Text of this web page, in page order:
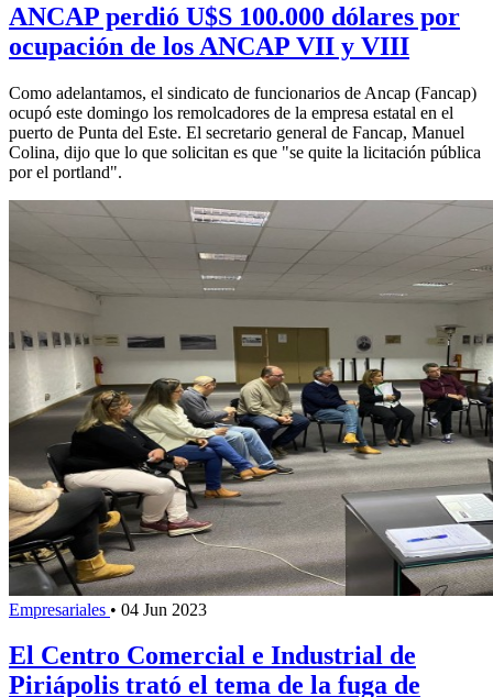
ANCAP perdió U$S 100.000 dólares por
ocupación de los ANCAP VII y VIII
Como adelantamos, el sindicato de funcionarios de Ancap (Fancap)
ocupó este domingo los remolcadores de la empresa estatal en el
puerto de Punta del Este. El secretario general de Fancap, Manuel
Colina, dijo que lo que solicitan es que "se quite la licitación pública
por el portland".
Empresariales • 04 Jun 2023
El Centro Comercial e Industrial de
Piriápolis trató el tema de la fuga de